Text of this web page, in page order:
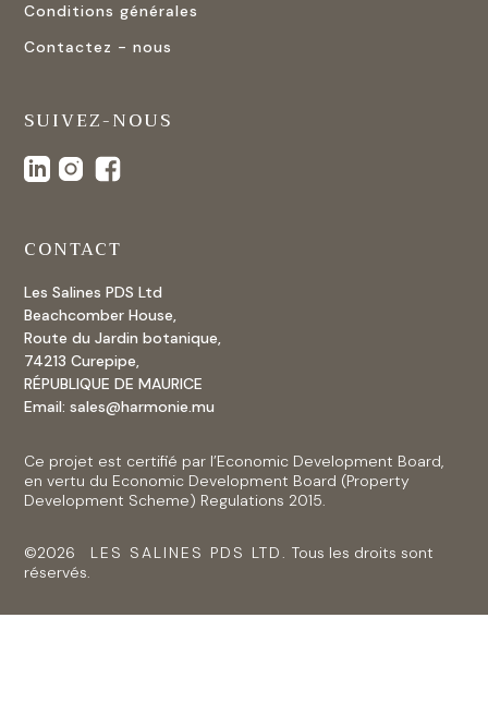
Conditions générales
Contactez - nous
SUIVEZ-NOUS
CONTACT
Les Salines PDS Ltd
Beachcomber House,
Route du Jardin botanique,
74213 Curepipe,
RÉPUBLIQUE DE MAURICE
Email:sales@harmonie.mu
Ce projet est certifié par l’Economic Development Board,
en vertu du Economic Development Board (Property
Development Scheme) Regulations 2015.
©2026 LES SALINES PDS LTD. Tous les droits sont
réservés.